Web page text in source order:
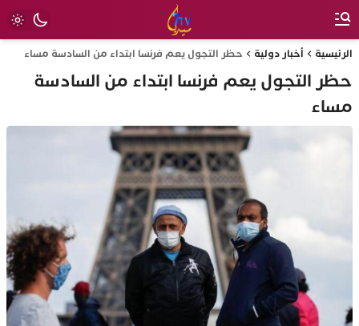
الرئيسية أخبار دولية حظر التجول يعم فرنسا ابتداء من السادسة مساء
حظر التجول يعم فرنسا ابتداء من السادسة
مساء